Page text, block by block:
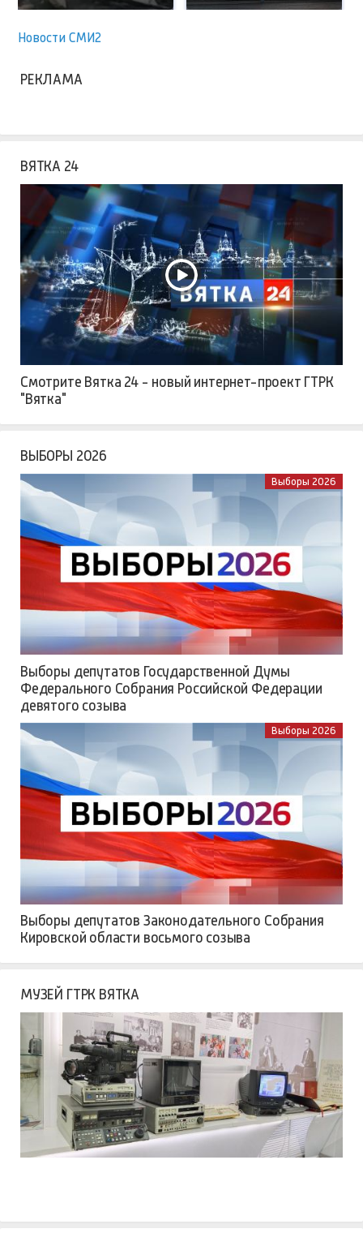
Новости СМИ2
РЕКЛАМА
ВЯТКА 24
Смотрите Вятка 24 - новый интернет-проект ГТРК
"Вятка"
ВЫБОРЫ 2026
Выборы 2026
Выборы депутатов Государственной Думы
Федерального Собрания Российской Федерации
девятого созыва
Выборы 2026
Выборы депутатов Законодательного Собрания
Кировской области восьмого созыва
МУЗЕЙ ГТРК ВЯТКА